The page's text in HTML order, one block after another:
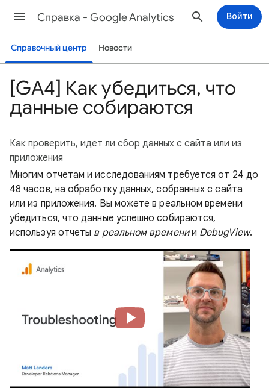
Cправка - Google Analytics Войти
Справочный центр Новости
[GA4] Как убедиться, что
данные собираются
Как проверить, идет ли сбор данных с сайта или из
приложения
Многим отчетам и исследованиям требуется от 24 до
48 часов, на обработку данных, собранных с сайта
или из приложения. Вы можете в реальном времени
убедиться, что данные успешно собираются,
используя отчеты в реальном времении DebugView.